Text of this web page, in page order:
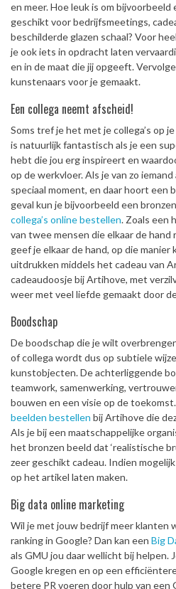
en meer. Hoe leuk is om bijvoorbeeld
geschikt voor bedrijfsmeetings,
beschilderde glazen schaal? Voor
je ook iets in opdracht laten
en in de maat die jij opgeeft.
kunstenaars voor je gemaakt.
Een collega neemt afscheid!
Soms tref je het met je collega’s op
is natuurlijk fantastisch als je een
hebt die jou erg inspireert en
op de werkvloer. Als je van zo
speciaal moment, en daar hoort een
geval kun je bijvoorbeeld een
collega’s online bestellen. Zoals een
van twee mensen die elkaar de hand
geef je elkaar de hand, op die manier
uitdrukken middels het cadeau van
cadeaudoosje bij Artihove, met
weer met veel liefde gemaakt door
Boodschap
De boodschap die je wilt
of collega wordt dus op subtiele
kunstobjecten. De achterliggende
teamwork, samenwerking,
bouwen en een visie op de
beelden bestellen bij Artihove die
Als je bij een maatschappelijke
het bronzen beeld dat ‘realistische
zeer geschikt cadeau. Indien
op het artikel laten maken.
Big data online marketing
Wil je met jouw bedrijf meer klanten
ranking in Google? Dan kan een Big
als GMU jou daar wellicht bij helpen.
Google kregen en op een
betere PR voeren door hulp van een